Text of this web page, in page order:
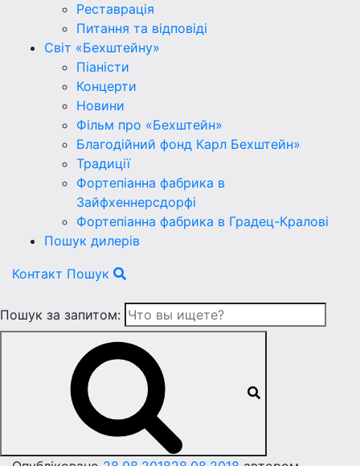
Реставрація
Питання та відповіді
Світ «Бехштейну»
Піаністи
Концерти
Новини
Фільм про «Бехштейн»
Благодійний фонд Карл Бехштейн»
Традиції
Фортепіанна фабрика в
Зайфхеннерсдорфi
Фортепіанна фабрика в Градец-Краловi
Пошук дилерів
Контакт Пошук
Пошук за запитом: